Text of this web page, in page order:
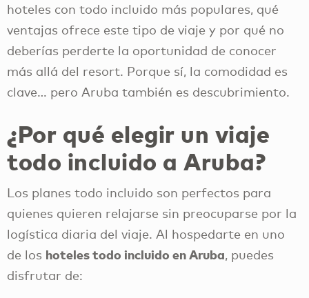
hoteles con todo incluido más populares, qué
ventajas ofrece este tipo de viaje y por qué no
deberías perderte la oportunidad de conocer
más allá del resort. Porque sí, la comodidad es
clave… pero Aruba también es descubrimiento.
¿Por qué elegir un viaje
todo incluido a Aruba?
Los planes todo incluido son perfectos para
quienes quieren relajarse sin preocuparse por la
logística diaria del viaje. Al hospedarte en uno
de los hoteles todo incluido en Aruba, puedes
disfrutar de: